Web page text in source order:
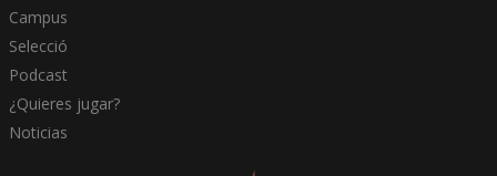
Campus
Selecció
Podcast
¿Quieres jugar?
Noticias